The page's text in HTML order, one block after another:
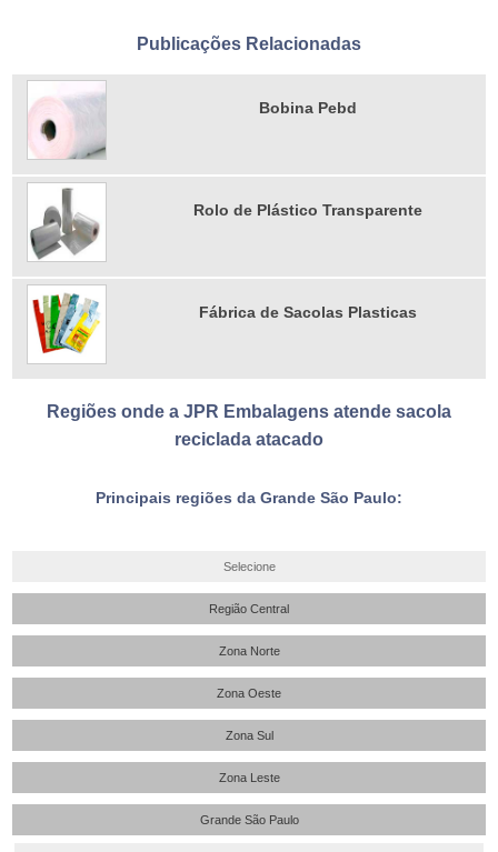
Publicações Relacionadas
Bobina Pebd
Rolo de Plástico Transparente
Fábrica de Sacolas Plasticas
Regiões onde a JPR Embalagens atende sacola
reciclada atacado
Principais regiões da Grande São Paulo:
Selecione
Região Central
Zona Norte
Zona Oeste
Zona Sul
Zona Leste
Grande São Paulo